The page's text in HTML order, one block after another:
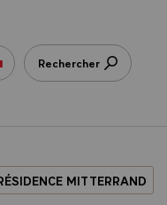
Rechercher
MITTERRAND